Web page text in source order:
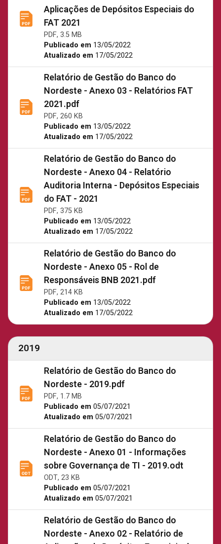
Aplicações de Depósitos Especiais do
FAT 2021
PDF, 3.5 MB
Publicado em 13/05/2022
Atualizado em 17/05/2022
Relatório de Gestão do Banco do
Nordeste - Anexo 03 - Relatórios FAT
2021.pdf
PDF, 260 KB
Publicado em 13/05/2022
Atualizado em 17/05/2022
Relatório de Gestão do Banco do
Nordeste - Anexo 04 - Relatório
Auditoria Interna - Depósitos Especiais
do FAT - 2021
PDF, 375 KB
Publicado em 13/05/2022
Atualizado em 17/05/2022
Relatório de Gestão do Banco do
Nordeste - Anexo 05 - Rol de
Responsáveis BNB 2021.pdf
PDF, 214 KB
Publicado em 13/05/2022
Atualizado em 17/05/2022
2019
Relatório de Gestão do Banco do
Nordeste - 2019.pdf
PDF, 1.7 MB
Publicado em 05/07/2021
Atualizado em 05/07/2021
Relatório de Gestão do Banco do
Nordeste - Anexo 01 - Informações
sobre Governança de TI - 2019.odt
ODT, 23 KB
Publicado em 05/07/2021
Atualizado em 05/07/2021
Relatório de Gestão do Banco do
Nordeste - Anexo 02 - Relatório de